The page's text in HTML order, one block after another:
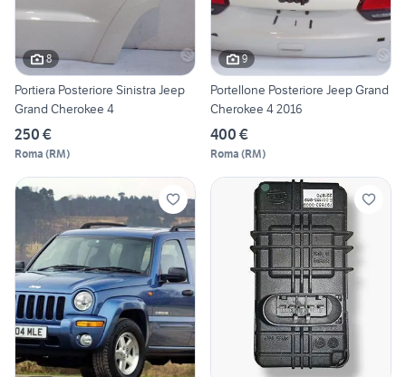
8
Portiera Posteriore Sinistra Jeep
Grand Cherokee 4
250 €
Roma (RM)
9
Portellone Posteriore Jeep Grand
Cherokee 4 2016
400 €
Roma (RM)